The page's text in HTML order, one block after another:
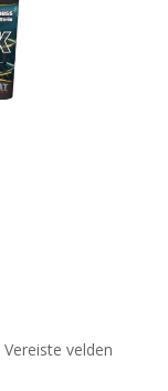
Vereiste velden